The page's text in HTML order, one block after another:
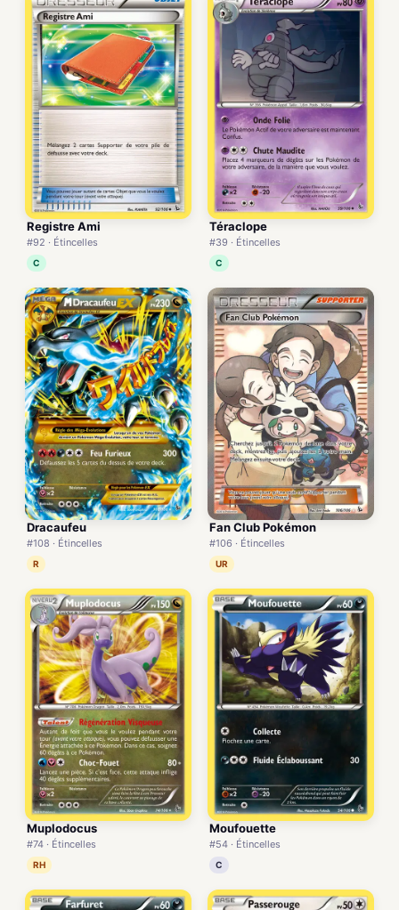
Registre Ami
#92 · Étincelles
C
Téraclope
#39 · Étincelles
C
Dracaufeu
#108 · Étincelles
R
Fan Club Pokémon
#106 · Étincelles
UR
Muplodocus
#74 · Étincelles
RH
Moufouette
#54 · Étincelles
C